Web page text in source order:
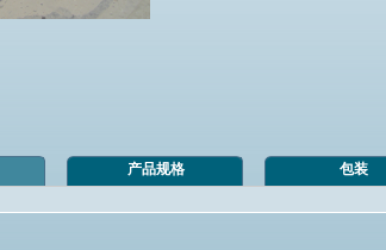
产品规格 包装